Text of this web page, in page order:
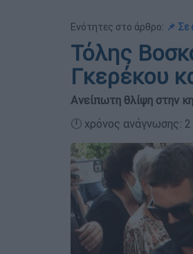
Ενότητες στο άρθρο: 📌
Τόλης
Γκερέκου
Ανείπωτη θλίψη στην
🕛 χρόνος ανάγνωσης: